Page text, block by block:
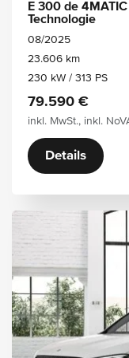
E 300 de
Technologie
08/2025
23.606 km
230 kW / 313 PS
79.590 €
inkl. MwSt., inkl.
Details